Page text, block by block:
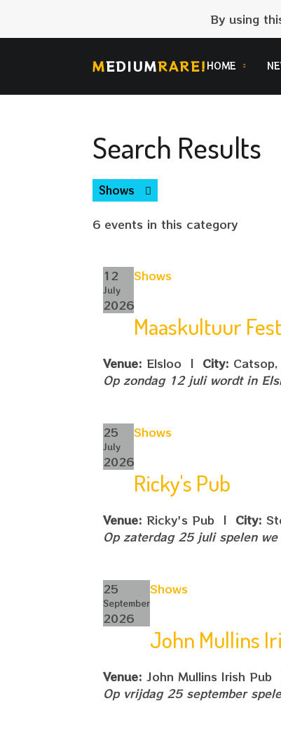
By using
MEDIUMRARE! HOME
Search Results
Shows
6 events in this category
12
July
2026
Shows
Maaskultuur
Venue: Elsloo | City:
Op zondag 12 juli wordt in
25
July
2026
Shows
Ricky's Pub
Venue: Ricky's Pub | City:
Op zaterdag 25 juli spelen
25
September
2026
Shows
John Mullins
Venue: John Mullins Irish Pub
Op vrijdag 25 september